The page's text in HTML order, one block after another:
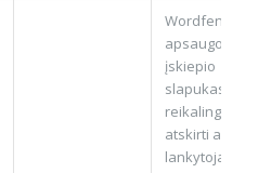
Wordfence
apsaugos
įskiepio
slapukas
reikalingas
atskirti ar
lankytojas yra